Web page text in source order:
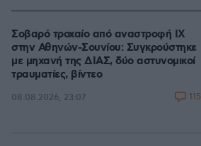
Σοβαρό τροχαίο από αναστροφή ΙΧ
στην Αθηνών-Σουνίου: Συγκρούστηκε
με μηχανή της ΔΙΑΣ, δύο αστυνομικοί
τραυματίες, βίντεο
08.08.2026, 23:07 115